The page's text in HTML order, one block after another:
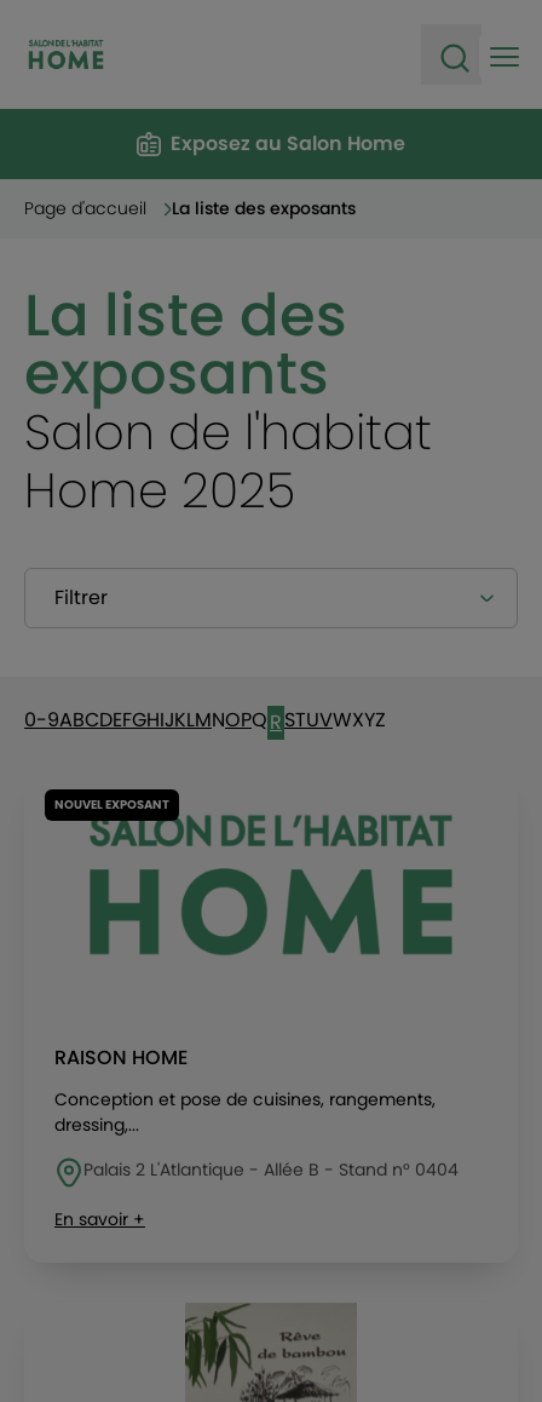
Exposez au Salon Home
Page d'accueil La liste des exposants
La liste des
exposants
Salon de l'habitat
Home 2025
Filtrer
0-9ABCDEFGHIJKLMNOPQRSTUVWXYZ
NOUVEL EXPOSANT
RAISON HOME
Conception et pose de cuisines, rangements,
dressing,...
Palais 2 L'Atlantique - Allée B - Stand n° 0404
En savoir +